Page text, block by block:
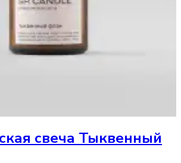
свеча Тыквенный